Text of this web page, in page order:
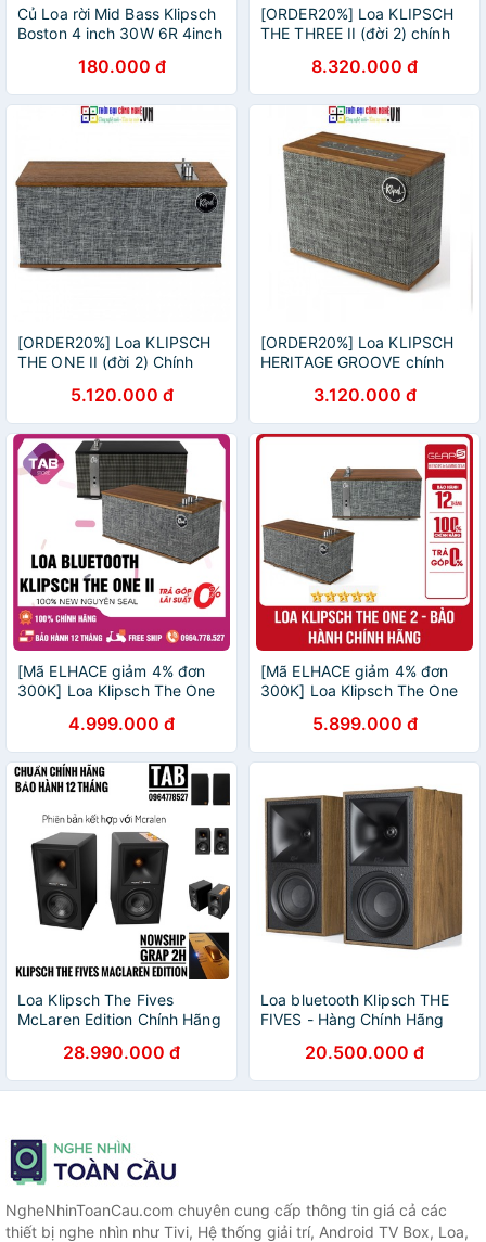
Củ Loa rời Mid Bass Klipsch
Boston 4 inch 30W 6R 4inch
180.000 đ
[ORDER20%] Loa KLIPSCH
THE THREE II (đời 2) chính
12 tháng.8.320.000 đ
[ORDER20%] Loa KLIPSCH
THE ONE II (đời 2) Chính
12 tháng5.120.000 đ
[ORDER20%] Loa KLIPSCH
HERITAGE GROOVE chính
12 tháng.3.120.000 đ
[Mã ELHACE giảm 4% đơn
300K] Loa Klipsch The One
Hành 12Tháng
4.999.000 đ
[Mã ELHACE giảm 4% đơn
300K] Loa Klipsch The One
Anh Duy Audio
5.899.000 đ
Loa Klipsch The Fives
McLaren Edition Chính Hãng
28.990.000 đ
Loa bluetooth Klipsch THE
FIVES - Hàng Chính Hãng
20.500.000 đ
NgheNhinToanCau.com chuyên cung cấp thông tin giá cả các
thiết bị nghe nhìn như Tivi, Hệ thống giải trí, Android TV Box, Loa,